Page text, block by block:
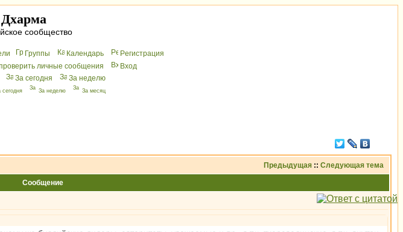
Дхарма
сообщество
Группы Календарь
Peгиcтрaция
личные сообщения
Вхoд
За сегодня За неделю
сегодня За неделю За месяц
Предыдущая :: Следующая тема
Сообщение